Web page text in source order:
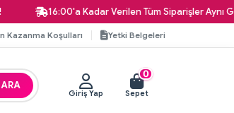
16:00'a Kadar Verilen Tüm Siparişler Aynı Gün
Kazanma Koşulları Yetki Belgeleri
ARA
Giriş Yap
0
Sepet